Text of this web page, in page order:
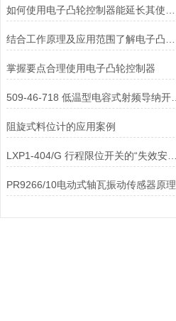
掌握要点合理使用电子凸轮控制器
509-46-718 低温型电容式射频导纳开关为何需选用特殊的电缆与密封胶？
阻旋式料位计的应用案例
LXP1-404/G 行程限位开关的“失效安全”设计理念是如何实现的？
PR9266/10电动式轴瓦振动传感器原理